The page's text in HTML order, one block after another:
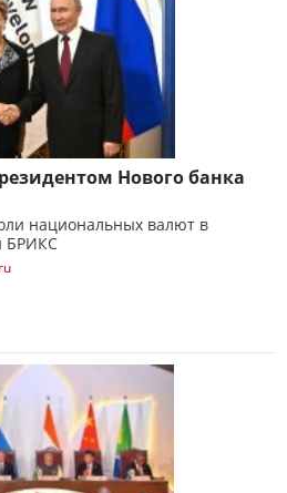
Нового банка
национальных валют в
БРИКС